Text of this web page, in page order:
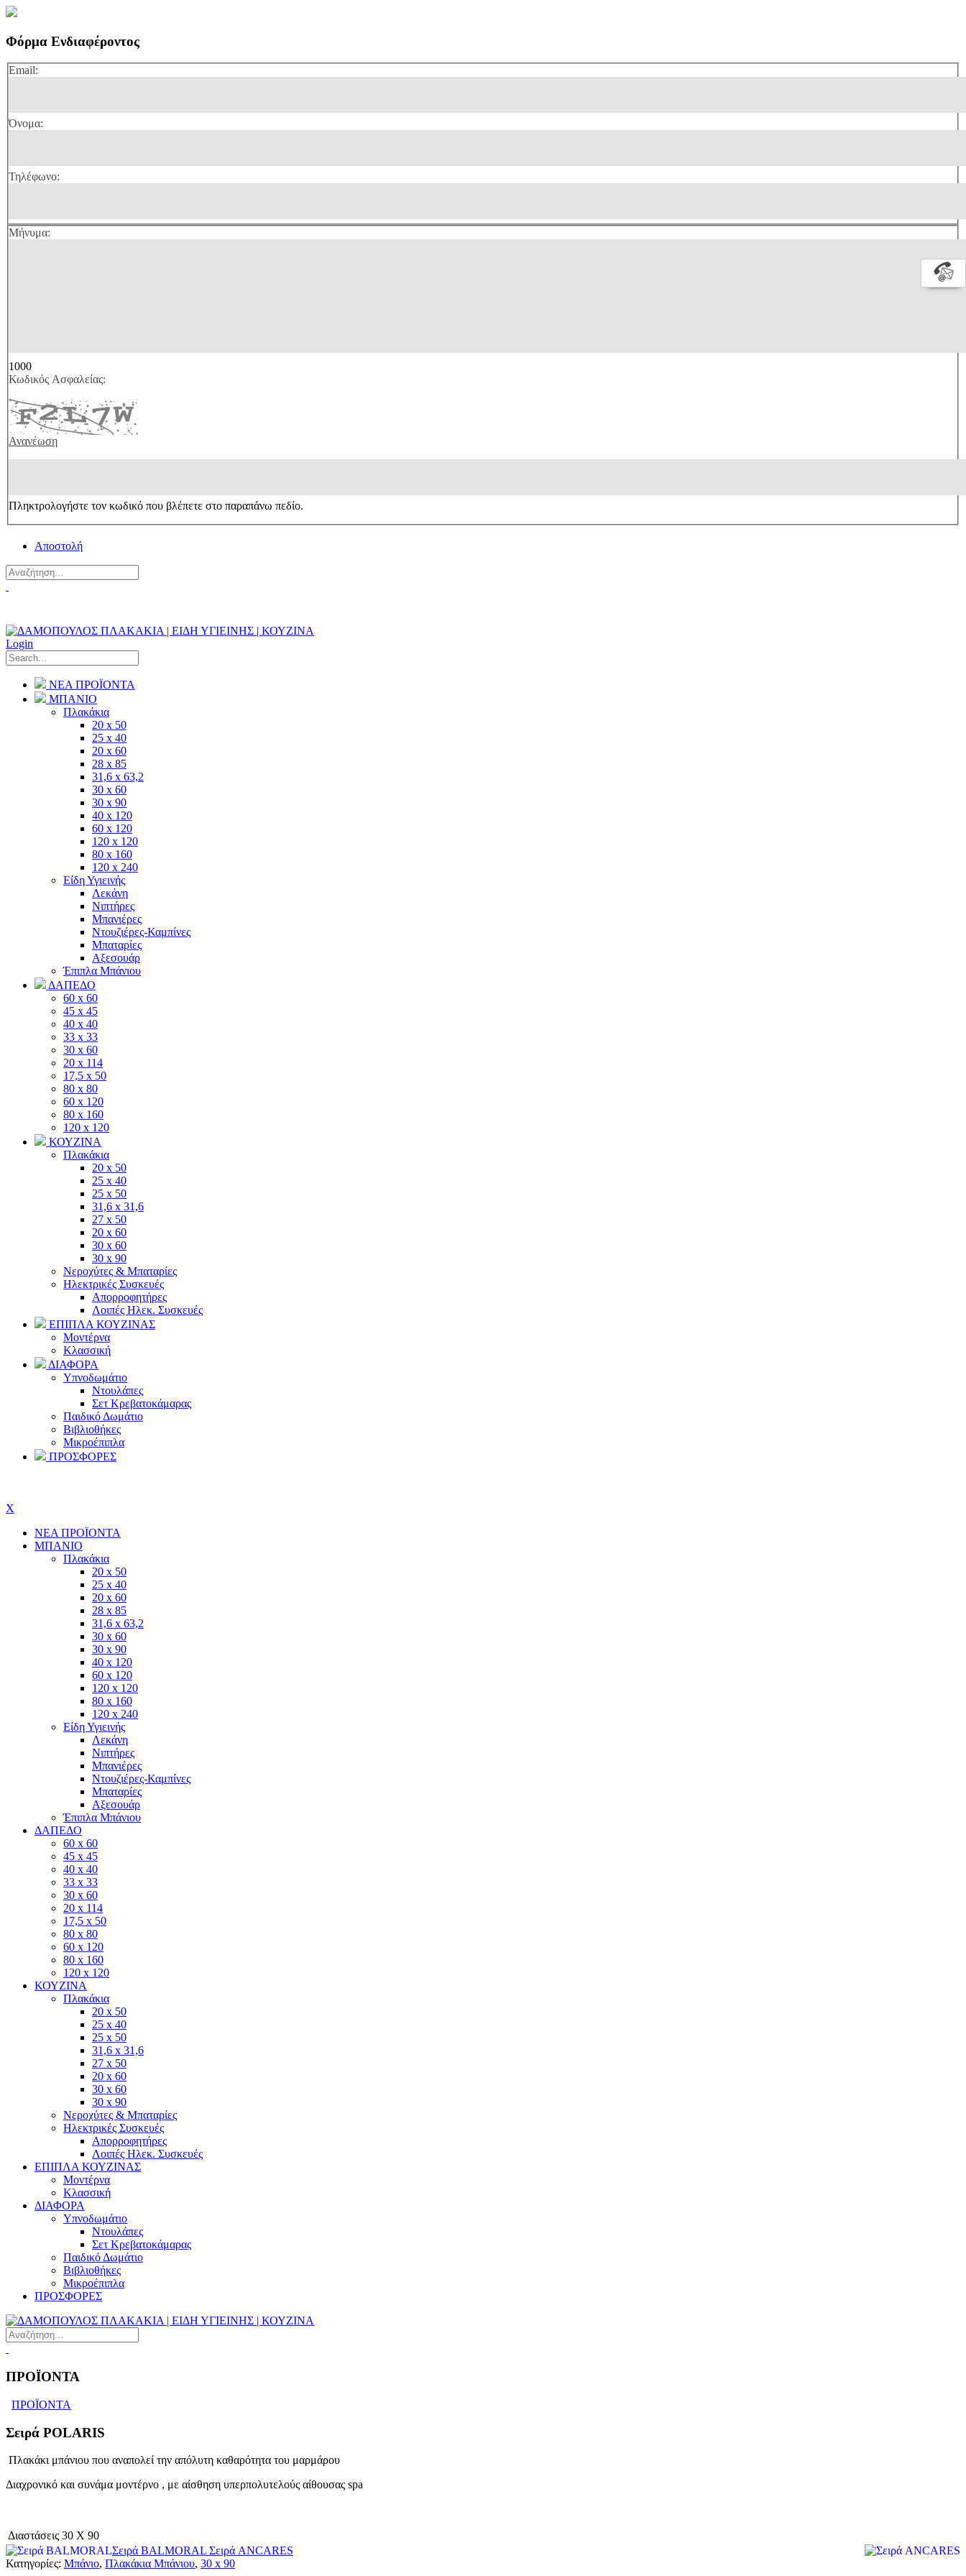
Φόρμα Ενδιαφέροντος
Email:
Όνομα:
Τηλέφωνο:
Μήνυμα:
1000
Κωδικός Ασφαλείας:
Ανανέωση
Πληκτρολογήστε τον κωδικό που βλέπετε στο παραπάνω πεδίο.
Αποστολή
Login
ΝΕΑ ΠΡΟΪΟΝΤΑ
ΜΠΑΝΙΟ
Πλακάκια
20 x 50
25 x 40
20 x 60
28 x 85
31,6 x 63,2
30 x 60
30 x 90
40 x 120
60 x 120
120 x 120
80 x 160
120 x 240
Είδη Υγιεινής
Λεκάνη
Νιπτήρες
Μπανιέρες
Ντουζιέρες-Καμπίνες
Μπαταρίες
Αξεσουάρ
Έπιπλα Μπάνιου
ΔΑΠΕΔΟ
60 x 60
45 x 45
40 x 40
33 x 33
30 x 60
20 x 114
17,5 x 50
80 x 80
60 x 120
80 x 160
120 x 120
ΚΟΥΖΙΝΑ
Πλακάκια
20 x 50
25 x 40
25 x 50
31,6 x 31,6
27 x 50
20 x 60
30 x 60
30 x 90
Νεροχύτες & Μπαταρίες
Ηλεκτρικές Συσκευές
Απορροφητήρες
Λοιπές Ηλεκ. Συσκευές
ΕΠΙΠΛΑ ΚΟΥΖΙΝΑΣ
Μοντέρνα
Κλασσική
ΔΙΑΦΟΡΑ
Υπνοδωμάτιο
Ντουλάπες
Σετ Κρεβατοκάμαρας
Παιδικό Δωμάτιο
Βιβλιοθήκες
Μικροέπιπλα
ΠΡΟΣΦΟΡΕΣ
X
ΝΕΑ ΠΡΟΪΟΝΤΑ
ΜΠΑΝΙΟ
Πλακάκια
20 x 50
25 x 40
20 x 60
28 x 85
31,6 x 63,2
30 x 60
30 x 90
40 x 120
60 x 120
120 x 120
80 x 160
120 x 240
Είδη Υγιεινής
Λεκάνη
Νιπτήρες
Μπανιέρες
Ντουζιέρες-Καμπίνες
Μπαταρίες
Αξεσουάρ
Έπιπλα Μπάνιου
ΔΑΠΕΔΟ
60 x 60
45 x 45
40 x 40
33 x 33
30 x 60
20 x 114
17,5 x 50
80 x 80
60 x 120
80 x 160
120 x 120
ΚΟΥΖΙΝΑ
Πλακάκια
20 x 50
25 x 40
25 x 50
31,6 x 31,6
27 x 50
20 x 60
30 x 60
30 x 90
Νεροχύτες & Μπαταρίες
Ηλεκτρικές Συσκευές
Απορροφητήρες
Λοιπές Ηλεκ. Συσκευές
ΕΠΙΠΛΑ ΚΟΥΖΙΝΑΣ
Μοντέρνα
Κλασσική
ΔΙΑΦΟΡΑ
Υπνοδωμάτιο
Ντουλάπες
Σετ Κρεβατοκάμαρας
Παιδικό Δωμάτιο
Βιβλιοθήκες
Μικροέπιπλα
ΠΡΟΣΦΟΡΕΣ
ΠΡΟΪΟΝΤΑ
ΠΡΟΪΟΝΤΑ
Σειρά POLARIS
Πλακάκι μπάνιου που αναπολεί την απόλυτη καθαρότητα του μαρμάρου
Διαχρονικό και συνάμα μοντέρνο , με αίσθηση υπερπολυτελούς αίθουσας spa
Διαστάσεις 30 X 90
Σειρά BALMORAL Σειρά ANCARES
Κατηγορίες: Μπάνιο, Πλακάκια Μπάνιου, 30 x 90